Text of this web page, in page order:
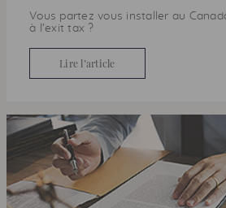
Vous partez vous installer au
à l’exit tax ?
Lire l’article